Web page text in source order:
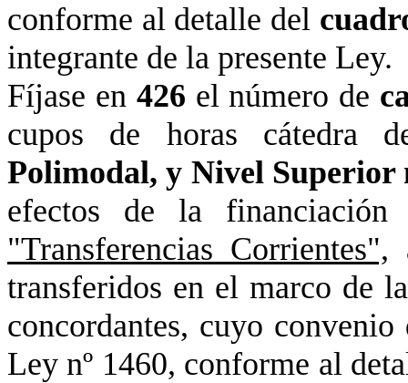
conforme al detalle del
integrante de la presente Ley.
Fíjase en 426 el número de
cupos de horas cátedra
Polimodal, y Nivel
efectos de la
"Transferencias Corrientes",
transferidos en el marco de
concordantes, cuyo
Ley nº 1460, conforme al